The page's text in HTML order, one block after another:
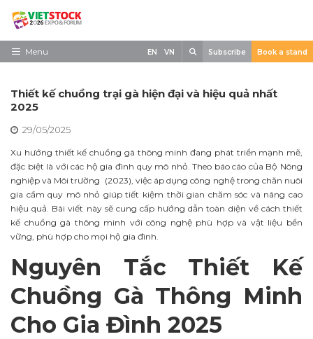
Skip
contentMenu
Về triển lãm
Trưng Bày
Tham Quan
Tin tức
Liên Hệ
EN VN Subscribe Book a stand
Thiết kế chuồng trại gà hiện đại và hiệu quả nhất
2025
29/05/2025
Xu hướng thiết kế chuồng gà thông minh đang phát triển mạnh mẽ,
đặc biệt là với các hộ gia đình quy mô nhỏ. Theo báo cáo của Bộ Nông
nghiệp và Môi trường (2023), việc áp dụng công nghệ trong chăn nuôi
gia cầm quy mô nhỏ giúp tiết kiệm thời gian chăm sóc và nâng cao
hiệu quả. Bài viết này sẽ cung cấp hướng dẫn toàn diện về cách thiết
kế chuồng gà thông minh với công nghệ phù hợp và vật liệu bền
vững, phù hợp cho mọi hộ gia đình.
Nguyên Tắc Thiết Kế
Chuồng Gà Thông Minh
Cho Gia Đình 2025